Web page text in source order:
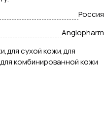
Россия
Angiopharm
сухой кожи,для
комбинированной кожи